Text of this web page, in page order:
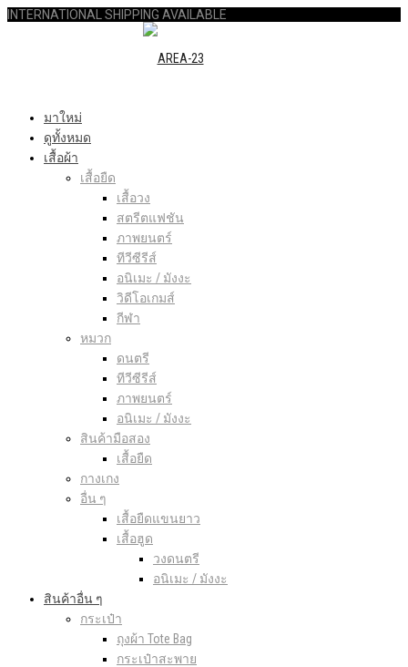
INTERNATIONAL SHIPPING AVAILABLE
มาใหม่
ดูทั้งหมด
เสื้อผ้า
เสื้อยืด
เสื้อวง
สตรีตแฟชัน
ภาพยนตร์
ทีวีซีรีส์
อนิเมะ / มังงะ
วิดีโอเกมส์
กีฬา
หมวก
ดนตรี
ทีวีซีรีส์
ภาพยนตร์
อนิเมะ / มังงะ
สินค้ามือสอง
เสื้อยืด
กางเกง
อื่น ๆ
เสื้อยืดแขนยาว
เสื้อฮูด
วงดนตรี
อนิเมะ / มังงะ
สินค้าอื่น ๆ
กระเป๋า
ถุงผ้า Tote Bag
กระเป๋าสะพาย